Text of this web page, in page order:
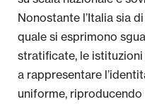
Nonostante l’Italia sia
quale si esprimono
stratificate, le
a rappresentare
uniforme,